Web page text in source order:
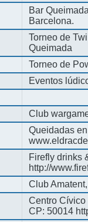
Bar
Barcelona.
Torneo de
Queimada
Torneo de
Eventos
Club
Queidadas
Firefly drinks
http://
Club
Centro Cívico
CP: 50014